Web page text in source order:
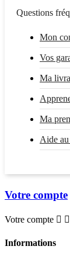
Questions
Mon
Vos
Ma
Ma
Aide
Votre compte
Votre compte  
Informations